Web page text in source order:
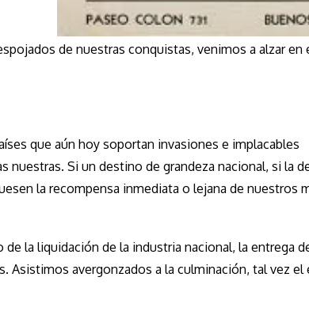
de nuestras conquistas, venimos a alzar en
que aún hoy soportan invasiones e implacables
Si un destino de grandeza nacional, si la
la recompensa inmediata o lejana de nuestros
la liquidación de la industria nacional, la entrega
Asistimos avergonzados a la culminación, tal vez el